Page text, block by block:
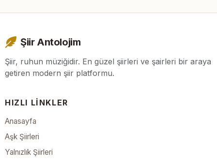
Şiir Antolojim
Şiir, ruhun müziğidir. En güzel şiirleri ve şairleri bir araya
getiren modern şiir platformu.
HIZLI LINKLER
Anasayfa
Aşk Şiirleri
Yalnızlık Şiirleri